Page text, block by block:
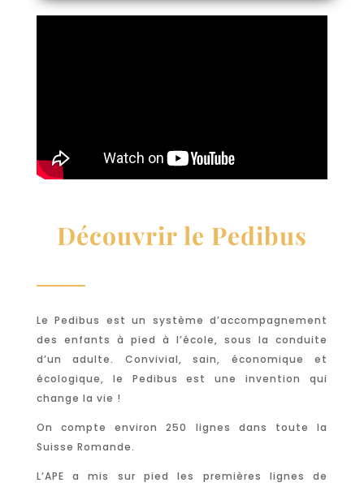
Découvrir le Pedibus
Le Pedibus est un système d’accompagnement
des enfants à pied à l’école, sous la conduite
d’un adulte. Convivial, sain, économique et
écologique, le Pedibus est une invention qui
change la vie !
On compte environ 250 lignes dans toute la
Suisse Romande.
L’APE a mis sur pied les premières lignes de